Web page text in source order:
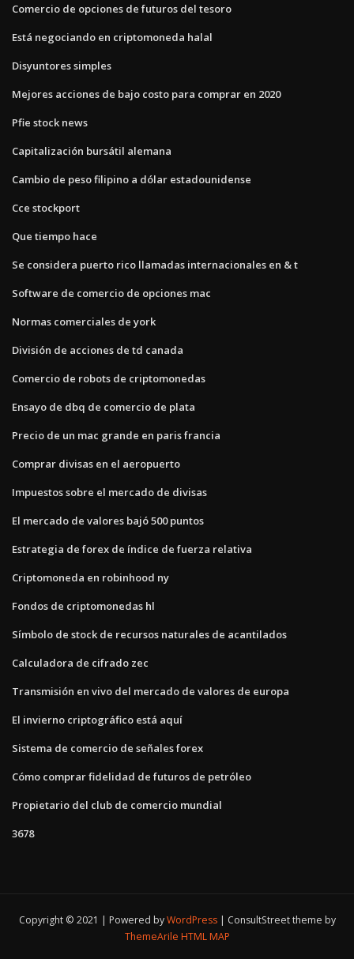
Comercio de opciones de futuros del tesoro
Está negociando en criptomoneda halal
Disyuntores simples
Mejores acciones de bajo costo para comprar en 2020
Pfie stock news
Capitalización bursátil alemana
Cambio de peso filipino a dólar estadounidense
Cce stockport
Que tiempo hace
Se considera puerto rico llamadas internacionales en & t
Software de comercio de opciones mac
Normas comerciales de york
División de acciones de td canada
Comercio de robots de criptomonedas
Ensayo de dbq de comercio de plata
Precio de un mac grande en paris francia
Comprar divisas en el aeropuerto
Impuestos sobre el mercado de divisas
El mercado de valores bajó 500 puntos
Estrategia de forex de índice de fuerza relativa
Criptomoneda en robinhood ny
Fondos de criptomonedas hl
Símbolo de stock de recursos naturales de acantilados
Calculadora de cifrado zec
Transmisión en vivo del mercado de valores de europa
El invierno criptográfico está aquí
Sistema de comercio de señales forex
Cómo comprar fidelidad de futuros de petróleo
Propietario del club de comercio mundial
3678
Copyright © 2021 | Powered byWordPress
ConsultStreet theme by
ThemeArile HTML MAP